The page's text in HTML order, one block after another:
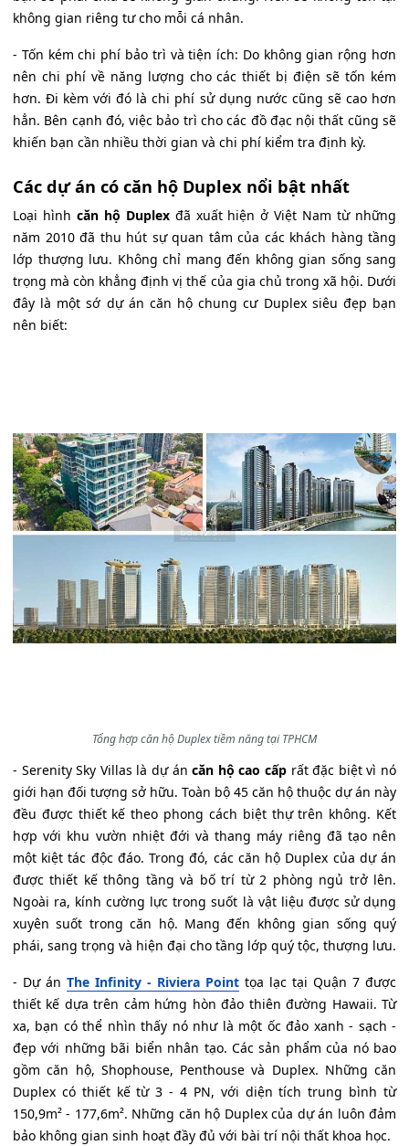
không gian riêng tư cho mỗi cá nhân.
- Tốn kém chi phí bảo trì và tiện ích: Do không gian rộng hơn
nên chi phí về năng lượng cho các thiết bị điện sẽ tốn kém
hơn. Đi kèm với đó là chi phí sử dụng nước cũng sẽ cao hơn
hẳn. Bên cạnh đó, việc bảo trì cho các đồ đạc nội thất cũng sẽ
khiến bạn cần nhiều thời gian và chi phí kiểm tra định kỳ.
Các dự án có căn hộ Duplex nổi bật nhất
Loại hình căn hộ Duplexđã xuất hiện ở Việt Nam từ những
năm 2010 đã thu hút sự quan tâm của các khách hàng tầng
lớp thượng lưu. Không chỉ mang đến không gian sống sang
trọng mà còn khẳng định vị thế của gia chủ trong xã hội. Dưới
đây là một sớ dự án căn hộ chung cư Duplex siêu đẹp bạn
nên biết:
Tổng hợp căn hộ Duplex tiềm năng tại TPHCM
- Serenity Sky Villas là dự áncăn hộ cao cấp rất đặc biệt vì nó
giới hạn đối tượng sở hữu. Toàn bộ 45 căn hộ thuộc dự án này
đều được thiết kế theo phong cách biệt thự trên không. Kết
hợp với khu vườn nhiệt đới và thang máy riêng đã tạo nên
một kiệt tác độc đáo. Trong đó, các căn hộ Duplex của dự án
được thiết kế thông tầng và bố trí từ 2 phòng ngủ trở lên.
Ngoài ra, kính cường lực trong suốt là vật liệu được sử dụng
xuyên suốt trong căn hộ. Mang đến không gian sống quý
phái, sang trọng và hiện đại cho tầng lớp quý tộc, thượng lưu.
- Dự án The Infinity - Riviera Point tọa lạc tại Quận 7 được
thiết kế dựa trên cảm hứng hòn đảo thiên đường Hawaii. Từ
xa, bạn có thể nhìn thấy nó như là một ốc đảo xanh - sạch -
đẹp với những bãi biển nhân tạo. Các sản phẩm của nó bao
gồm căn hộ, Shophouse, Penthouse và Duplex. Những căn
Duplex có thiết kế từ 3 - 4 PN, với diện tích trung bình từ
150,9m² - 177,6m². Những căn hộ Duplex của dự án luôn đảm
bảo không gian sinh hoạt đầy đủ với bài trí nội thất khoa học.